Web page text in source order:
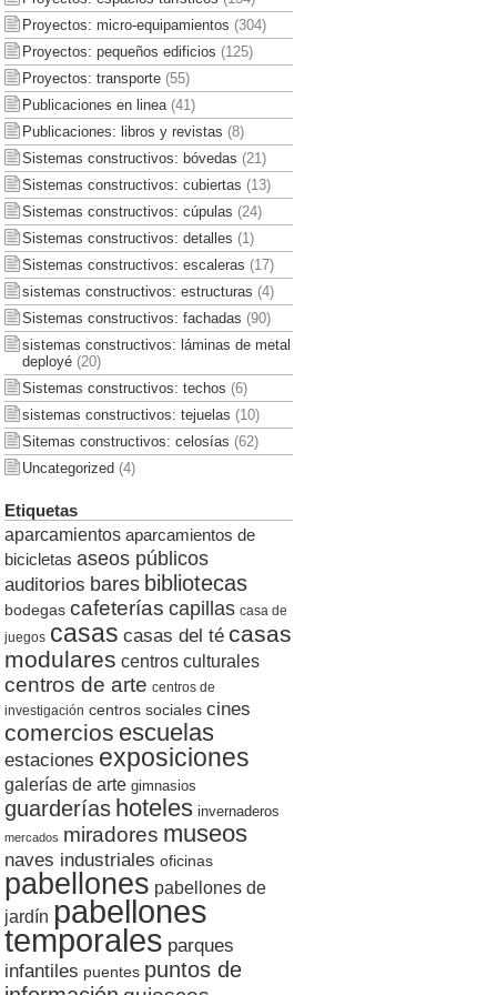
Proyectos: micro-equipamientos (304)
Proyectos: pequeños edificios (125)
Proyectos: transporte(55)
Publicaciones en linea(41)
Publicaciones: libros y revistas (8)
Sistemas constructivos: bóvedas (21)
Sistemas constructivos: cubiertas (13)
Sistemas constructivos: cúpulas (24)
Sistemas constructivos: detalles (1)
Sistemas constructivos: escaleras (17)
sistemas constructivos: estructuras (4)
Sistemas constructivos: fachadas (90)
sistemas constructivos: láminas de metal
deployé(20)
Sistemas constructivos: techos (6)
sistemas constructivos: tejuelas (10)
Sitemas constructivos: celosías (62)
Uncategorized (4)
Etiquetas
aparcamientos aparcamientos de
bicicletas aseos públicos
auditorios bares bibliotecas
bodegas cafeterías capillas casa de
juegos casas casas del té casas
modulares centros culturales
centros de arte centros de
investigación centros sociales cines
comercios escuelas
estaciones exposiciones
galerías de arte gimnasios
guarderías hoteles invernaderos
mercados miradores museos
naves industriales oficinas
pabellones pabellones de
jardín pabellones
temporales parques
infantiles puentes puntos de